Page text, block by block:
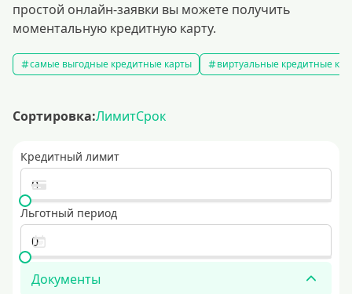
простой онлайн-заявки вы можете получить
моментальную кредитную карту.
самые выгодные кредитные карты виртуальные кредитные
Сортировка:ЛимитСрок
Кредитный лимит
Льготный период
Документы